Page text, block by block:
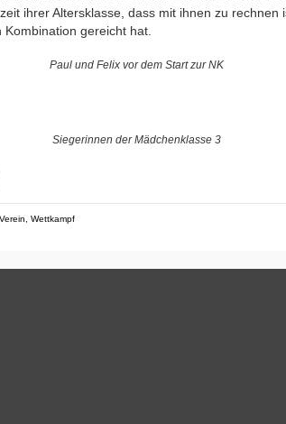
ihrer Altersklasse, dass mit ihnen zu rechnen
gereicht hat.
Paul und Felix vor dem Start zur NK
Siegerinnen der Mädchenklasse 3
Verein Wettkampf